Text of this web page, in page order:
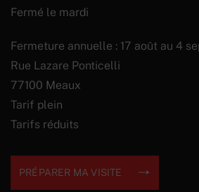
Fermé le mardi
Fermeture annuelle : 17 août au 4
Rue Lazare Ponticelli
77100 Meaux
Tarif plein
Tarifs réduits
PRÉPARER MA VISITE